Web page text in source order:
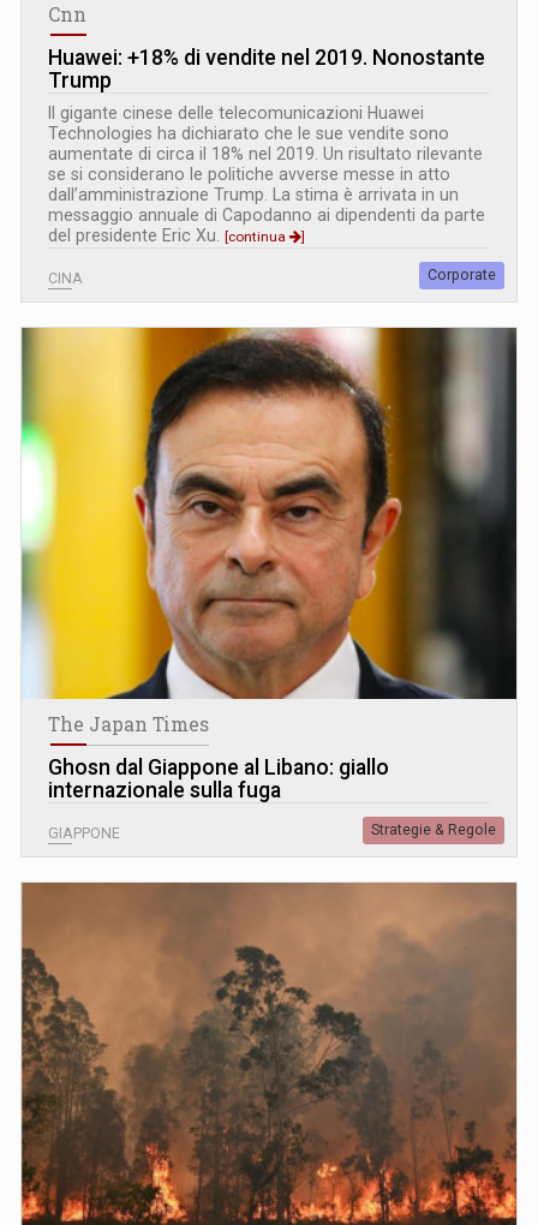
Cnn
Huawei: +18% di vendite nel 2019. Nonostante
Trump
Il gigante cinese delle telecomunicazioni Huawei
Technologies ha dichiarato che le sue vendite sono
aumentate di circa il 18% nel 2019. Un risultato rilevante
se si considerano le politiche avverse messe in atto
dall’amministrazione Trump. La stima è arrivata in un
messaggio annuale di Capodanno ai dipendenti da parte
del presidente Eric Xu. [continua ]
CINA Corporate
The Japan Times
Ghosn dal Giappone al Libano: giallo
internazionale sulla fuga
GIAPPONE Strategie & Regole